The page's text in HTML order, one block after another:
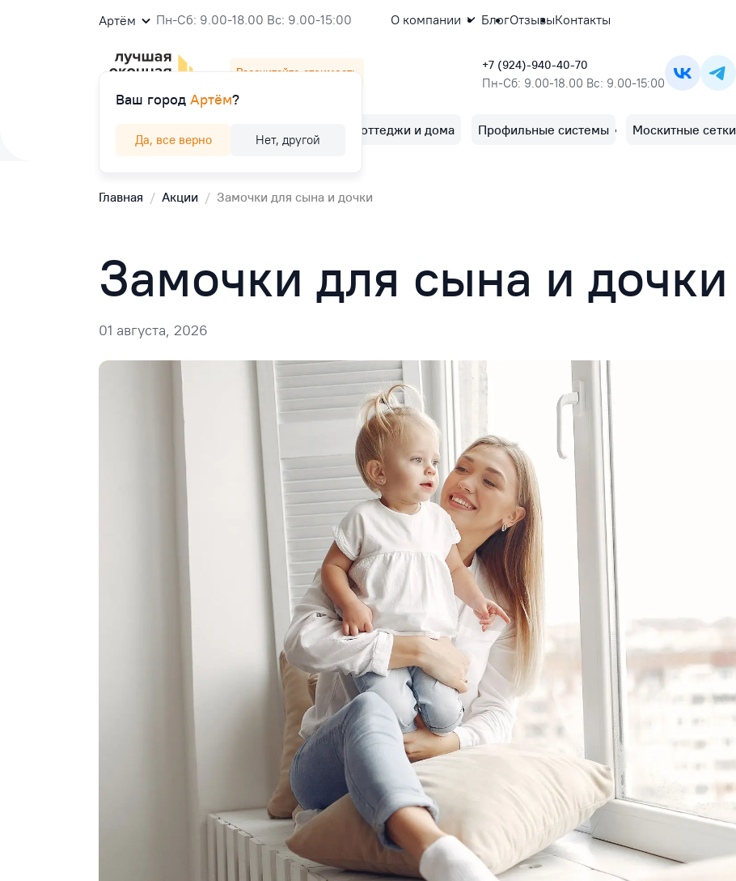
Артём Пн-Сб: 9.00-18.00 Вс: 9.00-15:00 О компании БлогОтзывыКонтакты
Рассчитайте стоимость
+7 (924)-940-40-70
Пн-Сб: 9.00-18.00 Вс: 9.00-15:00
Коттеджи и дома Профильные системы Москитные сетки
Главная / Акции / Замочки для сына и дочки
Замочки для сына и дочки
01 августа, 2026
Ваш город Артём?
Да, все верно Нет, другой